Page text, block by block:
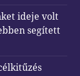
ideje volt
segített